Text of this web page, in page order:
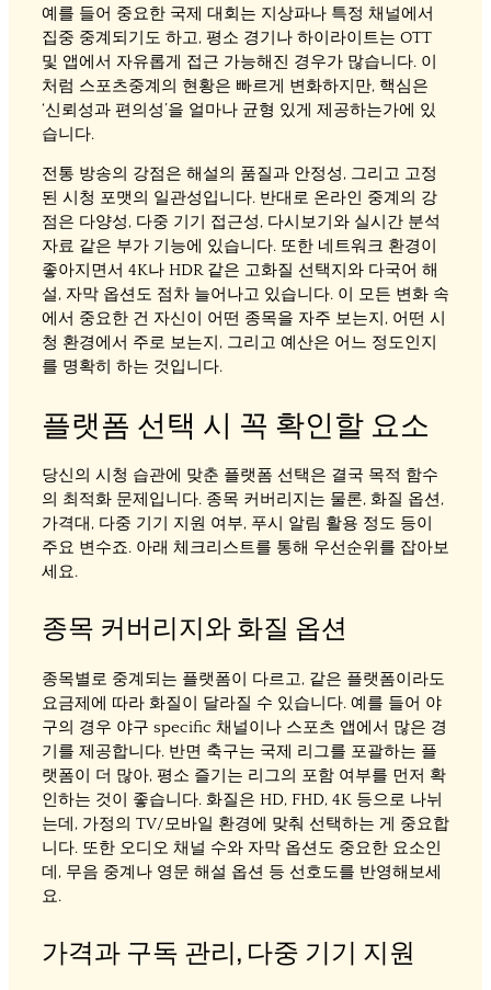
예를 들어 중요한 국제 대회는 지상파나 특정 채널에서
집중 중계되기도 하고, 평소 경기나 하이라이트는 OTT
및 앱에서 자유롭게 접근 가능해진 경우가 많습니다. 이
처럼 스포츠중계의 현황은 빠르게 변화하지만, 핵심은
‘신뢰성과 편의성’을 얼마나 균형 있게 제공하는가에 있
습니다.
전통 방송의 강점은 해설의 품질과 안정성, 그리고 고정
된 시청 포맷의 일관성입니다. 반대로 온라인 중계의 강
점은 다양성, 다중 기기 접근성, 다시보기와 실시간 분석
자료 같은 부가 기능에 있습니다. 또한 네트워크 환경이
좋아지면서 4K나 HDR 같은 고화질 선택지와 다국어 해
설, 자막 옵션도 점차 늘어나고 있습니다. 이 모든 변화 속
에서 중요한 건 자신이 어떤 종목을 자주 보는지, 어떤 시
청 환경에서 주로 보는지, 그리고 예산은 어느 정도인지
를 명확히 하는 것입니다.
플랫폼 선택 시 꼭 확인할 요소
당신의 시청 습관에 맞춘 플랫폼 선택은 결국 목적 함수
의 최적화 문제입니다. 종목 커버리지는 물론, 화질 옵션,
가격대, 다중 기기 지원 여부, 푸시 알림 활용 정도 등이
주요 변수죠. 아래 체크리스트를 통해 우선순위를 잡아보
세요.
종목 커버리지와 화질 옵션
종목별로 중계되는 플랫폼이 다르고, 같은 플랫폼이라도
요금제에 따라 화질이 달라질 수 있습니다. 예를 들어 야
구의 경우 야구 specific 채널이나 스포츠 앱에서 많은 경
기를 제공합니다. 반면 축구는 국제 리그를 포괄하는 플
랫폼이 더 많아, 평소 즐기는 리그의 포함 여부를 먼저 확
인하는 것이 좋습니다. 화질은 HD, FHD, 4K 등으로 나뉘
는데, 가정의 TV/모바일 환경에 맞춰 선택하는 게 중요합
니다. 또한 오디오 채널 수와 자막 옵션도 중요한 요소인
데, 무음 중계나 영문 해설 옵션 등 선호도를 반영해보세
요.
가격과 구독 관리, 다중 기기 지원